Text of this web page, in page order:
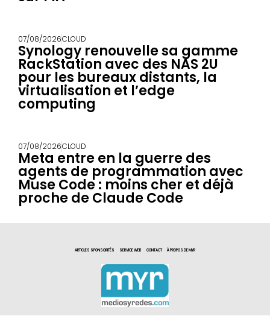
07/08/2026CLOUD
Synology renouvelle sa gamme
RackStation avec des NAS 2U
pour les bureaux distants, la
virtualisation et l’edge
computing
07/08/2026CLOUD
Meta entre en la guerre des
agents de programmation avec
Muse Code : moins cher et déjà
proche de Claude Code
ARTICLES SPONSORITÉS SERVICE WEB CONTACT À PROPOS DE MYR